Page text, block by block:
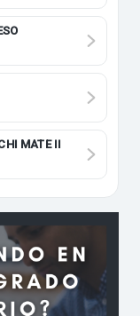
MATE II